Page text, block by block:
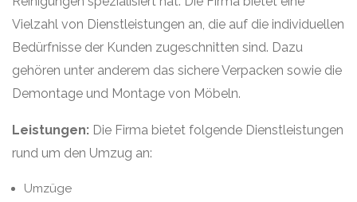
Vielzahl von Dienstleistungen an, die auf die individuellen
Bedürfnisse der Kunden zugeschnitten sind. Dazu
gehören unter anderem das sichere Verpacken sowie die
Demontage und Montage von Möbeln.
Leistungen: Die Firma bietet folgende Dienstleistungen
rund um den Umzug an:
Umzüge